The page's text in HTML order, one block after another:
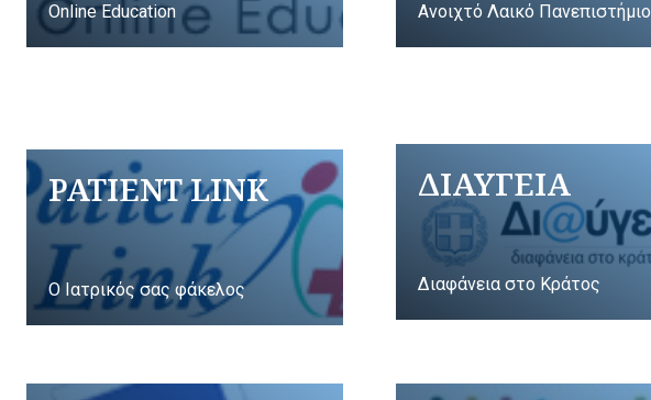
Online Education Ανοιχτό Λαικό Πανεπιστήμιο
PATIENT LINK
Ο Ιατρικός σας φάκελος
ΔΙΑΥΓΕΙΑ
Διαφάνεια στο Κράτος